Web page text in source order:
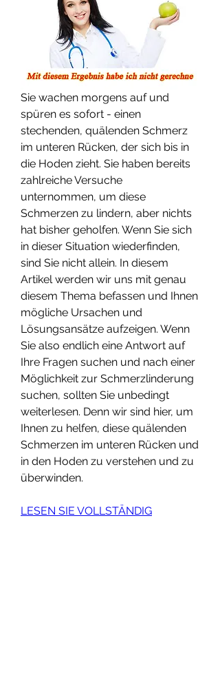
Sie wachen morgens auf und
spüren es sofort - einen
stechenden, quälenden Schmerz
im unteren Rücken, der sich bis in
die Hoden zieht. Sie haben bereits
zahlreiche Versuche
unternommen, um diese
Schmerzen zu lindern, aber nichts
hat bisher geholfen. Wenn Sie sich
in dieser Situation wiederfinden,
sind Sie nicht allein. In diesem
Artikel werden wir uns mit genau
diesem Thema befassen und Ihnen
mögliche Ursachen und
Lösungsansätze aufzeigen. Wenn
Sie also endlich eine Antwort auf
Ihre Fragen suchen und nach einer
Möglichkeit zur Schmerzlinderung
suchen, sollten Sie unbedingt
weiterlesen. Denn wir sind hier, um
Ihnen zu helfen, diese quälenden
Schmerzen im unteren Rücken und
in den Hoden zu verstehen und zu
überwinden.
LESEN SIE VOLLSTÄNDIG